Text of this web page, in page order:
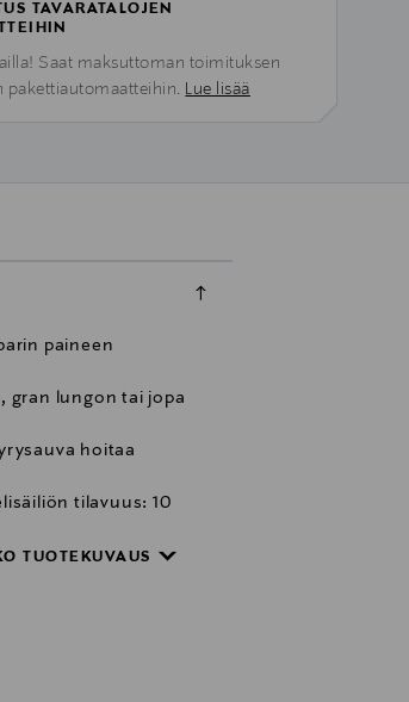
TAVARATALOJEN
Saat maksuttoman toimituksen
pakettiautomaatteihin. Lue lisää
paineen
gran lungon tai jopa
hoitaa
tilavuus: 10
TUOTEKUVAUS